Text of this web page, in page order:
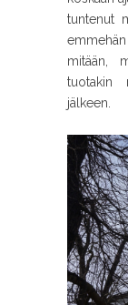
tuntenut
mitään,
tuotakin
jälkeen.